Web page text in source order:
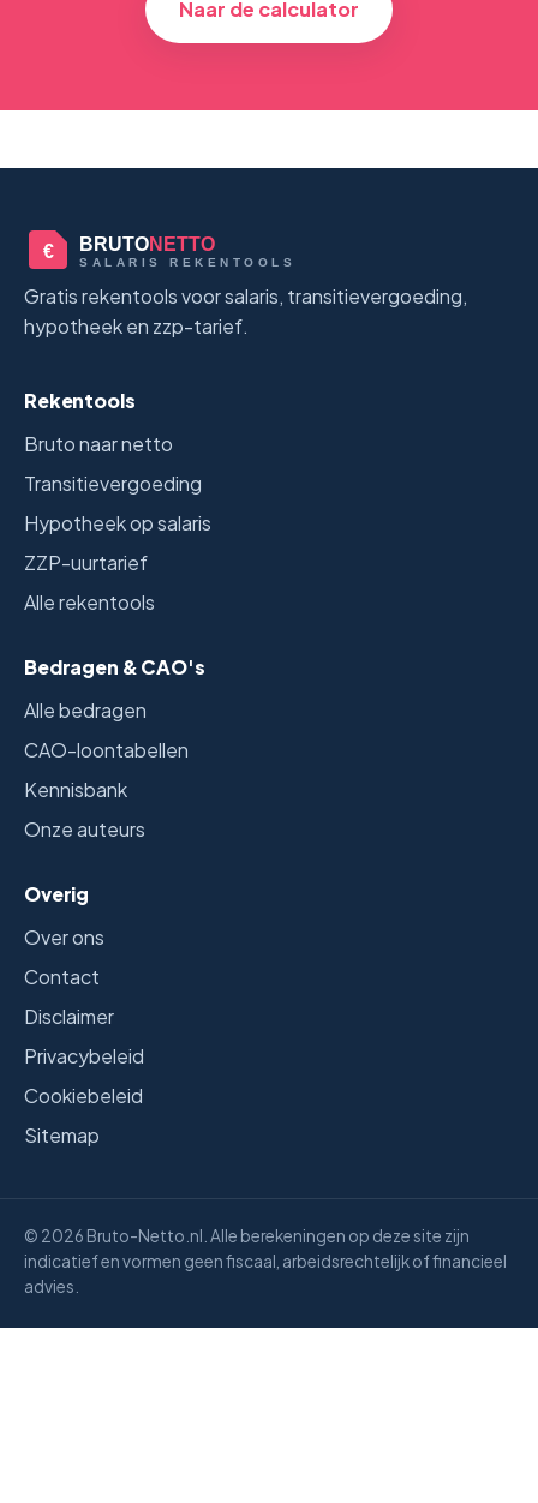
Naar de calculator
€ BRUTONETTO
SALARIS REKENTOOLS
Gratis rekentools voor salaris, transitievergoeding,
hypotheek en zzp-tarief.
Rekentools
Bruto naar netto
Transitievergoeding
Hypotheek op salaris
ZZP-uurtarief
Alle rekentools
Bedragen & CAO's
Alle bedragen
CAO-loontabellen
Kennisbank
Onze auteurs
Overig
Over ons
Contact
Disclaimer
Privacybeleid
Cookiebeleid
Sitemap
© 2026 Bruto-Netto.nl. Alle berekeningen op deze site zijn
indicatief en vormen geen fiscaal, arbeidsrechtelijk of financieel
advies.